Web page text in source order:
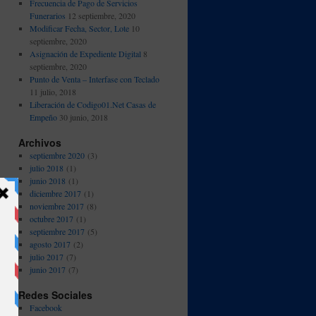
Frecuencia de Pago de Servicios
Funerarios 12 septiembre, 2020
Modificar Fecha, Sector, Lote 10
septiembre, 2020
Asignación de Expediente Digital 8
septiembre, 2020
Punto de Venta – Interfase con Teclado
11 julio, 2018
Liberación de Codigo01.Net Casas de
Empeño 30 junio, 2018
Archivos
septiembre 2020(3)
julio 2018 (1)
junio 2018 (1)
diciembre 2017 (1)
noviembre 2017 (8)
octubre 2017 (1)
septiembre 2017 (5)
agosto 2017 (2)
julio 2017 (7)
junio 2017 (7)
Redes Sociales
Facebook